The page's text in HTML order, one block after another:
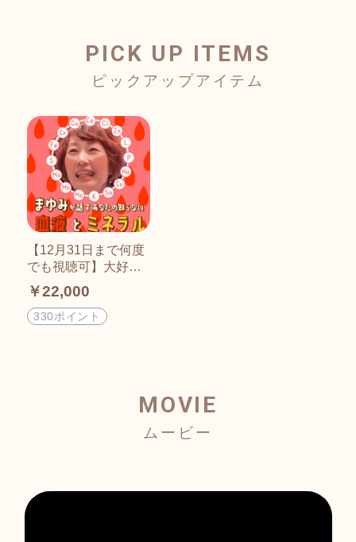
PICK UP ITEMS
【12月31日まで何度
でも視聴可】大好
評！井上まゆみ自然
調和医療学『血液と
ミネラルと有害金
￥22,000
330ポイント
MOVIE